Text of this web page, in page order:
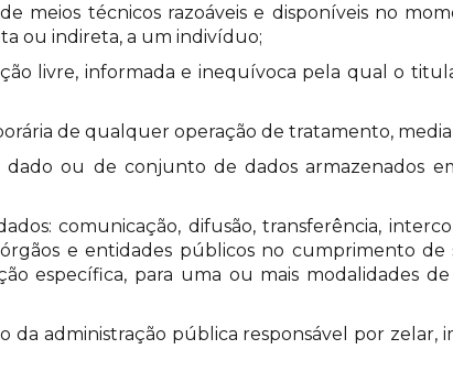
meios técnicos razoáveis e disponíveis no
ou indireta, a um indivíduo;
livre, informada e inequívoca pela qual o
de qualquer operação de tratamento,
dado ou de conjunto de dados armazenados
comunicação, difusão, transferência,
e entidades públicos no cumprimento
específica, para uma ou mais modalidades
da administração pública responsável por